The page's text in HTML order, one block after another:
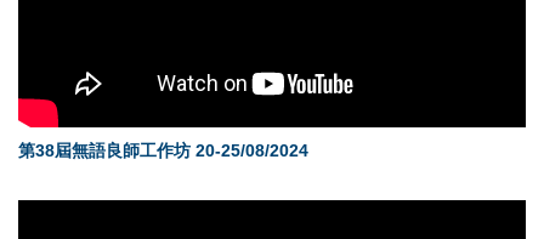
第38屆無語良師工作坊 20-25/08/2024